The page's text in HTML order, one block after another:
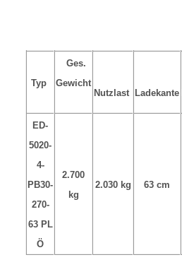
Typ
Ges.
Gewicht
Nutzlast Ladekante
ED-
5020-
4-
PB30-
270-
63 PL
Ö
2.700
kg
2.030 kg 63 cm